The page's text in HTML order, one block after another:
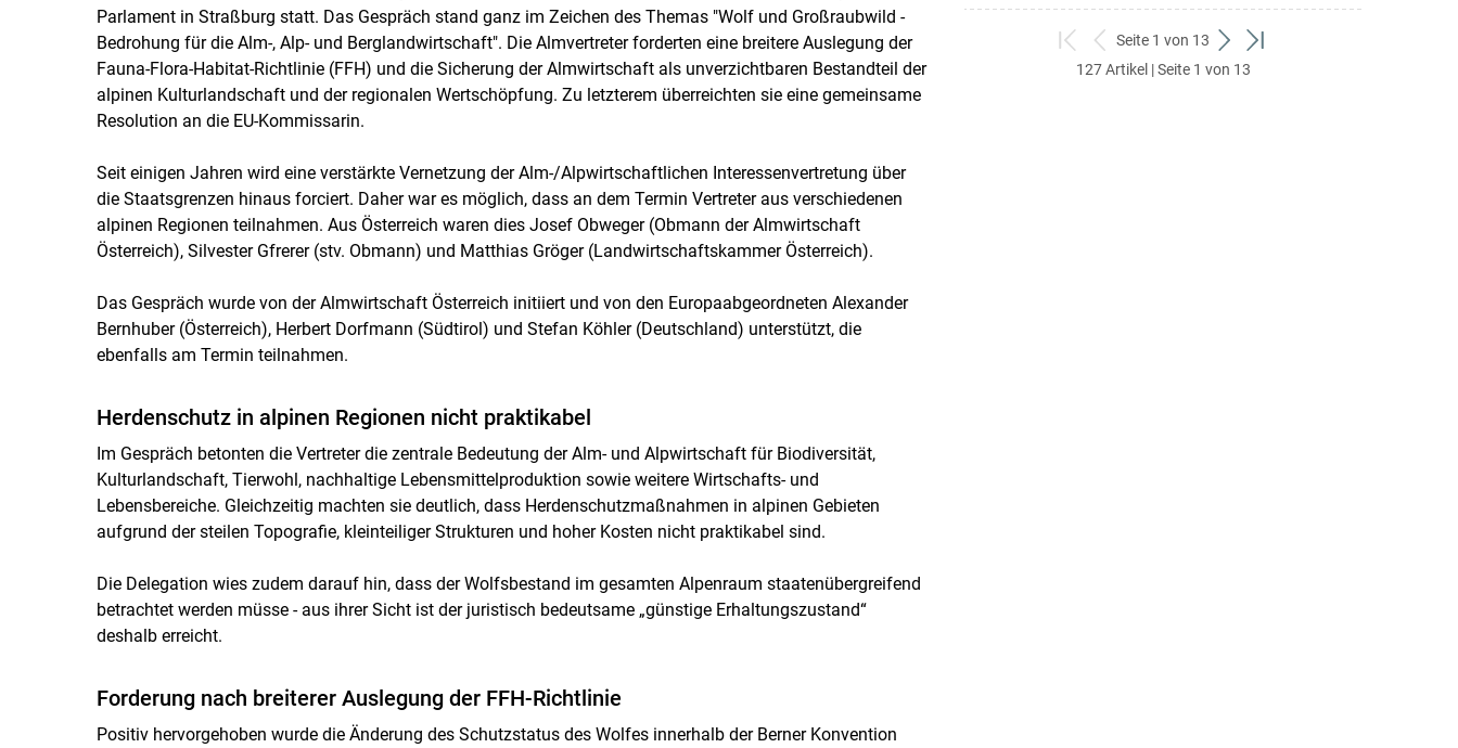
Parlament in Straßburg statt. Das Gespräch stand ganz im Zeichen des Themas "Wolf und Großraubwild -
Bedrohung für die Alm-, Alp- und Berglandwirtschaft". Die Almvertreter forderten eine breitere Auslegung der
Fauna-Flora-Habitat-Richtlinie (FFH) und die Sicherung der Almwirtschaft als unverzichtbaren Bestandteil der
alpinen Kulturlandschaft und der regionalen Wertschöpfung. Zu letzterem überreichten sie eine gemeinsame
Resolution an die EU-Kommissarin.
Seit einigen Jahren wird eine verstärkte Vernetzung der Alm-/Alpwirtschaftlichen Interessenvertretung über
die Staatsgrenzen hinaus forciert. Daher war es möglich, dass an dem Termin Vertreter aus verschiedenen
alpinen Regionen teilnahmen. Aus Österreich waren dies Josef Obweger (Obmann der Almwirtschaft
Österreich), Silvester Gfrerer (stv. Obmann) und Matthias Gröger (Landwirtschaftskammer Österreich).
Das Gespräch wurde von der Almwirtschaft Österreich initiiert und von den Europaabgeordneten Alexander
Bernhuber (Österreich), Herbert Dorfmann (Südtirol) und Stefan Köhler (Deutschland) unterstützt, die
ebenfalls am Termin teilnahmen.
Herdenschutz in alpinen Regionen nicht praktikabel
Im Gespräch betonten die Vertreter die zentrale Bedeutung der Alm- und Alpwirtschaft für Biodiversität,
Kulturlandschaft, Tierwohl, nachhaltige Lebensmittelproduktion sowie weitere Wirtschafts- und
Lebensbereiche. Gleichzeitig machten sie deutlich, dass Herdenschutzmaßnahmen in alpinen Gebieten
aufgrund der steilen Topografie, kleinteiliger Strukturen und hoher Kosten nicht praktikabel sind.
Die Delegation wies zudem darauf hin, dass der Wolfsbestand im gesamten Alpenraum staatenübergreifend
betrachtet werden müsse - aus ihrer Sicht ist der juristisch bedeutsame „günstige Erhaltungszustand“
deshalb erreicht.
Forderung nach breiterer Auslegung der FFH-Richtlinie
Positiv hervorgehoben wurde die Änderung des Schutzstatus des Wolfes innerhalb der Berner Konvention
zum
ersten
zurück
zum
Seite 1 von 13
weiter
zum
zum
127 Artikel | Seite 1 von 13